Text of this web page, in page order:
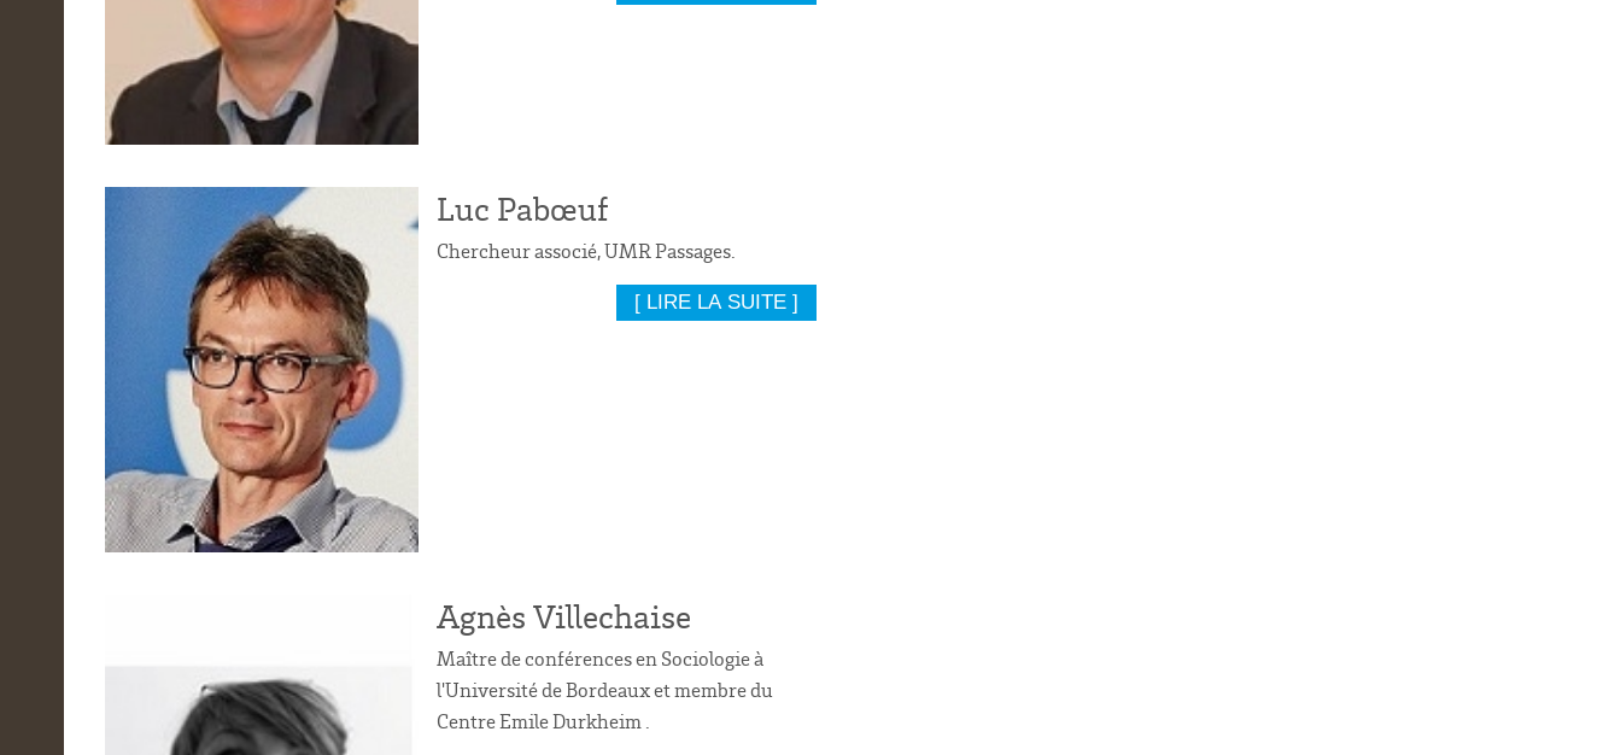
Luc Pabœuf
Chercheur associé, UMR Passages.
[ LIRE LA SUITE ]
Agnès Villechaise
Maître de conférences en Sociologie à
l'Université de Bordeaux et membre du
Centre Emile Durkheim .